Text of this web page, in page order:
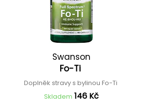
Swanson
Fo-Ti
Doplněk stravy s bylinou Fo-Ti
Skladem 146 Kč